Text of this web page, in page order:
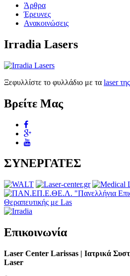
Άρθρα
Έρευνες
Ανακοινώσεις
Irradia Lasers
Ξεφυλλίστε το φυλλάδιο με τα laser
Βρείτε Μας
ΣΥΝΕΡΓΑΤΕΣ
Επικοινωνία
Laser Center Larissas | Ιατρικά
Laser